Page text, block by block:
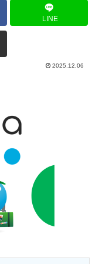
LINE
2025.12.06